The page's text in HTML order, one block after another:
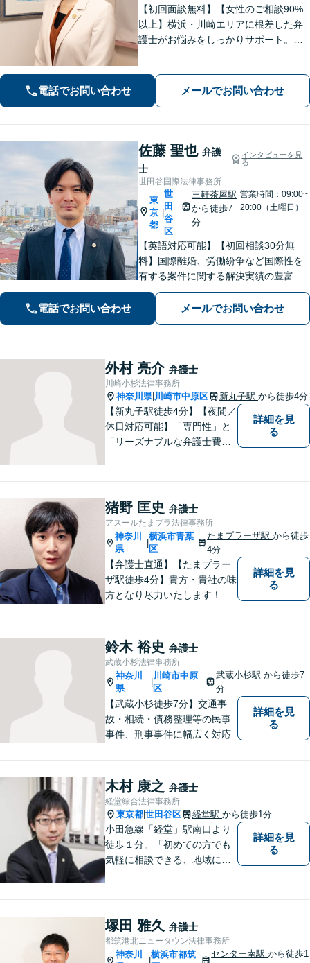
【初回面談無料】【女性のご相談90%
以上】横浜・川崎エリアに根差した弁
護士がお悩みをしっかりサポート。明
電話でお問い合わせ メールでお問い合わせ
佐藤 聖也 弁護
士
インタビューを見
る
世田谷国際法律事務所
東
京
都
世
田
谷
区
三軒茶屋駅
から徒歩7
分
営業時間：09:00~
20:00（土曜日）
【英語対応可能】【初回相談30分無
料】国際離婚、労働紛争など国際性を
有する案件に関する解決実績の豊富な
弁護士が丁寧に対応いたします【夜
間・休日・オンライン対応も可】【三
軒茶屋駅徒歩7分】
電話でお問い合わせ メールでお問い合わせ
外村 亮介 弁護士
川崎小杉法律事務所
神奈川県| 川崎市中原区 新丸子駅 から徒歩4分
【新丸子駅徒歩4分】【夜間／
休日対応可能】「専門性」と
「リーズナブルな弁護士費
事務所を目指しています。
【初回面談無料】法律トラブ
ルでお悩みの方は、お気軽に
ご相談ください。
詳細を見
る
猪野 匡史 弁護士
アスールたまプラ法律事務所
神奈川
県
|
横浜市青葉
区
たまプラーザ駅から徒歩
4分
【弁護士直通】【たまプラー
ザ駅徒歩4分】貴方・貴社の味
方となり尽力いたします！当
すのでまずはお気軽にご相談
ください。
詳細を見
る
鈴木 裕史 弁護士
武蔵小杉法律事務所
神奈川
県
川崎市中原
区
武蔵小杉駅 から徒歩7
分
【武蔵小杉徒歩7分】交通事
故・相続・債務整理等の民事
事件、刑事事件に幅広く対応
詳細を見
る
木村 康之 弁護士
経堂綜合法律事務所
東京都 世田谷区 経堂駅 から徒歩1分
小田急線「経堂」駅南口より
徒歩１分。「初めての方でも
気軽に相談できる、地域に根
実に」「丁寧に」「迅速に」
取り組みます。 （東京弁護士
会所属・代表弁護士木村康
詳細を見
る
塚田 雅久 弁護士
都筑港北ニュータウン法律事務所
神奈川
横浜市都筑
センター南駅から徒歩1